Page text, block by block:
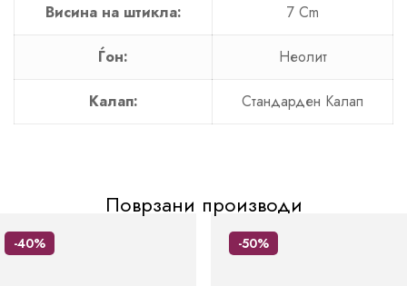
Висина на штикла: 7 Cm
Ѓон: Неолит
Калап: Стандарден Калап
Поврзани производи
-40% -50%